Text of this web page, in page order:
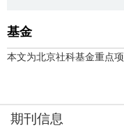
基金
本文为北京社科基金重点
期刊信息